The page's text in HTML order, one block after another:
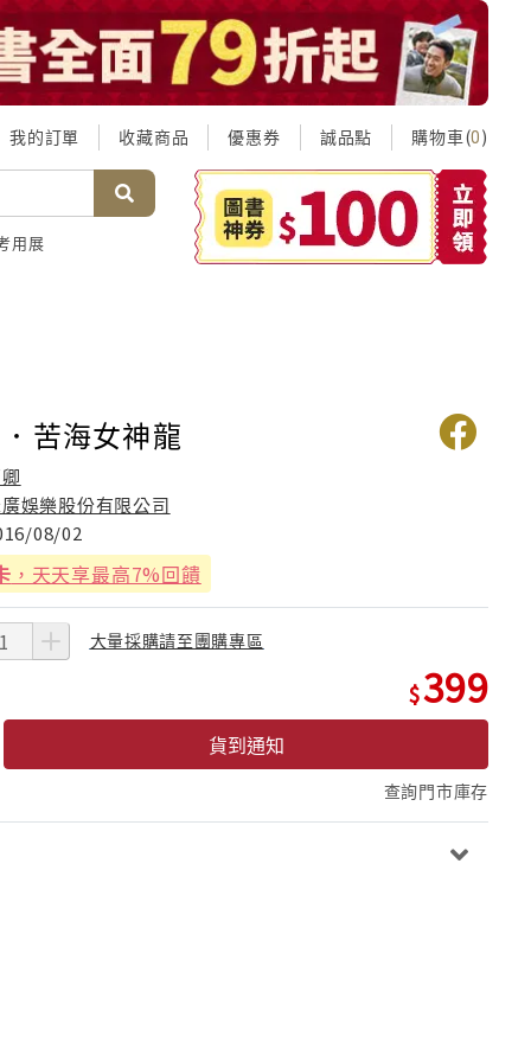
我的訂單 收藏商品 優惠券 誠品點 購物車(0)
用展
苦海女神龍
娛樂股份有限公司
08/02
，天天享最高7%回饋
大量採購請至團購專區
399
貨到通知
查詢門市庫存